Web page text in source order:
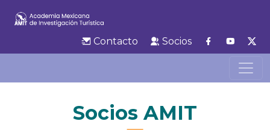
Contacto Socios
Socios AMIT